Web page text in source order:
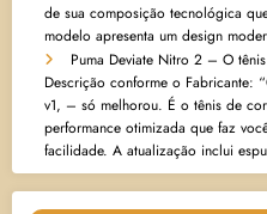
de sua composição tecnológica
modelo apresenta um design
Puma Deviate Nitro 2 – O
Descrição conforme o Fabricante:
v1, – só melhorou. É o tênis de
performance otimizada que faz
facilidade. A atualização inclui